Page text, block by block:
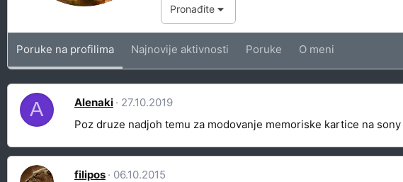
Pronađite
Poruke na profilima Najnovije aktivnosti Poruke O meni
A Alenaki
27.10.2019
Poz druze nadjoh temu za modovanje memoriske kartice na
filipos
06.10.2015